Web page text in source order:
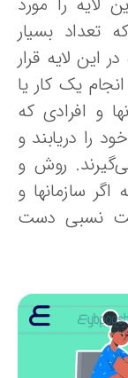
بسیار
لایه قرار
یک کار یا
افرادی که
دریابند و
روش و
و
نسبی دست